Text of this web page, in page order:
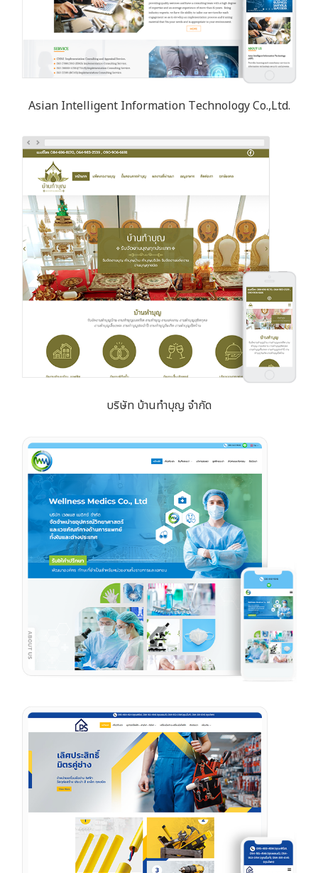
Asian Intelligent Information Technology Co.,Ltd.
บริษัท บ้านทำบุญ จำกัด